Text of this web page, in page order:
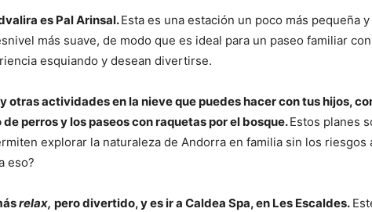
es Pal Arinsal.Esta es una estación un poco más pequeña
más suave, de modo que es ideal para un paseo familiar
esquiando y desean divertirse.
otras actividades en la nieve que puedes hacer con tus hijos,
perros y los paseos con raquetas por el bosque.Estos planes
explorar la naturaleza de Andorra en familia sin los riesgos
eso?
relax, pero divertido, y es ir a Caldea Spa, en Les Escaldes.